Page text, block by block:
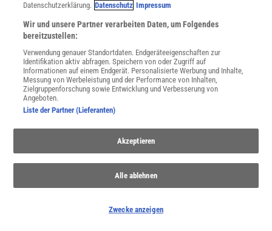
SERVICES
Newsletter
Kontakt
Spektrum Shop
Im Handel kaufen
Presse
Verträge kündigen
Widerruf
Nutzungsbedingungen
Utiq verwalten
Datenschutzerklärung. Datenschutz Impressum
Wir und unsere Partner verarbeiten Daten, um Folgendes
bereitzustellen:
Verwendung genauer Standortdaten. Endgeräteeigenschaften zur
Identifikation aktiv abfragen. Speichern von oder Zugriff auf
Informationen auf einem Endgerät. Personalisierte Werbung und Inhalte,
Messung von Werbeleistung und der Performance von Inhalten,
Zielgruppenforschung sowie Entwicklung und Verbesserung von
Angeboten.
Liste der Partner (Lieferanten)
Akzeptieren
Alle ablehnen
Zwecke anzeigen